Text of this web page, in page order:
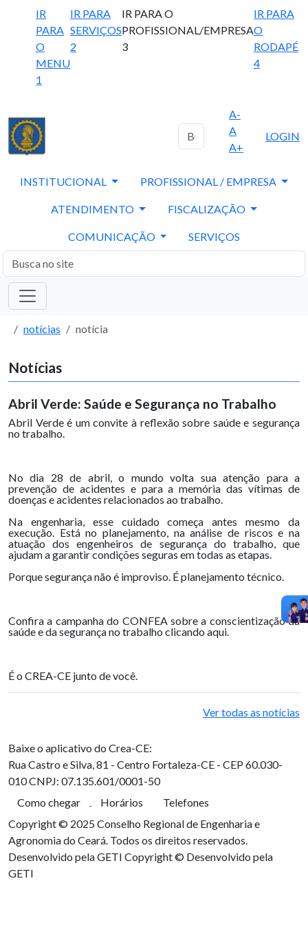
IR
PARA
O
MENU
1
IR PARA
SERVIÇOS
2
IR PARA O
PROFISSIONAL/EMPRESA
3
IR PARA
O
RODAPÉ
4
A-
A
A+
LOGIN
INSTITUCIONAL PROFISSIONAL / EMPRESA
ATENDIMENTO FISCALIZAÇÃO
COMUNICAÇÃO SERVIÇOS
notícias notícia
Notícias
Abril Verde: Saúde e Segurança no Trabalho
Abril Verde é um convite à reflexão sobre saúde e segurança
no trabalho.
No dia 28 de abril, o mundo volta sua atenção para a
prevenção de acidentes e para a memória das vítimas de
doenças e acidentes relacionados ao trabalho.
Na engenharia, esse cuidado começa antes mesmo da
execução. Está no planejamento, na análise de riscos e na
atuação dos engenheiros de segurança do trabalho, que
ajudam a garantir condições seguras em todas as etapas.
Porque segurança não é improviso. É planejamento técnico.
Confira a campanha do CONFEA sobre a conscientização da
saúde e da segurança no trabalho clicando aqui.
É o CREA-CE junto de você.
Ver todas as notícias
Baixe o aplicativo do Crea-CE:
Rua Castro e Silva, 81 - Centro Fortaleza-CE - CEP 60.030-
010CNPJ: 07.135.601/0001-50
Como chegar
Horários
Telefones
Copyright © 2025 Conselho Regional de Engenharia e
Agronomia do Ceará. Todos os direitos reservados.
Desenvolvido pela GETI Copyright © Desenvolvido pela
GETI